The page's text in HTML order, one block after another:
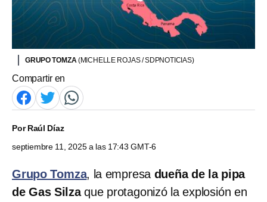
GRUPO TOMZA(MICHELLE ROJAS / SDPNOTICIAS)
Compartir en
PorRaúl Díaz
septiembre 11, 2025 a las 17:43 GMT-6
Grupo Tomza, la empresa dueña de la pipa
de Gas Silzaque protagonizó la explosión en